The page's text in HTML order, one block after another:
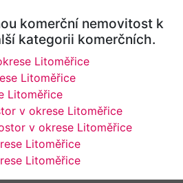
komerční nemovitost k
kategorii komerčních.
Litoměřice
Litoměřice
Litoměřice
v okrese Litoměřice
v okrese Litoměřice
Litoměřice
Litoměřice